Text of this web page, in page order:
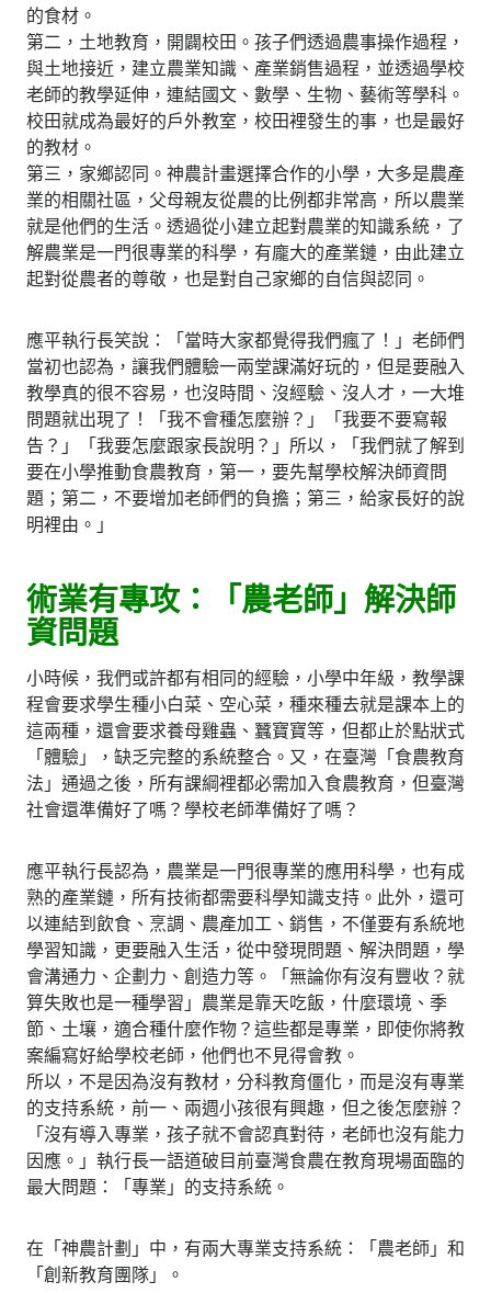
的食材。
第二，土地教育，開闢校田。孩子們透過農事操作過程，
與土地接近，建立農業知識、產業銷售過程，並透過學校
老師的教學延伸，連結國文、數學、生物、藝術等學科。
校田就成為最好的戶外教室，校田裡發生的事，也是最好
的教材。
第三，家鄉認同。神農計畫選擇合作的小學，大多是農產
業的相關社區，父母親友從農的比例都非常高，所以農業
就是他們的生活。透過從小建立起對農業的知識系統，了
解農業是一門很專業的科學，有龐大的產業鏈，由此建立
起對從農者的尊敬，也是對自己家鄉的自信與認同。
應平執行長笑說：「當時大家都覺得我們瘋了！」老師們
當初也認為，讓我們體驗一兩堂課滿好玩的，但是要融入
教學真的很不容易，也沒時間、沒經驗、沒人才，一大堆
問題就出現了！「我不會種怎麼辦？」「我要不要寫報
告？」「我要怎麼跟家長說明？」所以，「我們就了解到
要在小學推動食農教育，第一，要先幫學校解決師資問
題；第二，不要增加老師們的負擔；第三，給家長好的說
明裡由。」
術業有專攻：「農老師」解決師
資問題
小時候，我們或許都有相同的經驗，小學中年級，教學課
程會要求學生種小白菜、空心菜，種來種去就是課本上的
這兩種，還會要求養母雞蟲、蠶寶寶等，但都止於點狀式
「體驗」，缺乏完整的系統整合。又，在臺灣「食農教育
法」通過之後，所有課綱裡都必需加入食農教育，但臺灣
社會還準備好了嗎？學校老師準備好了嗎？
應平執行長認為，農業是一門很專業的應用科學，也有成
熟的產業鏈，所有技術都需要科學知識支持。此外，還可
以連結到飲食、烹調、農產加工、銷售，不僅要有系統地
學習知識，更要融入生活，從中發現問題、解決問題，學
會溝通力、企劃力、創造力等。「無論你有沒有豐收？就
算失敗也是一種學習」農業是靠天吃飯，什麼環境、季
節、土壤，適合種什麼作物？這些都是專業，即使你將教
案編寫好給學校老師，他們也不見得會教。
所以，不是因為沒有教材，分科教育僵化，而是沒有專業
的支持系統，前一、兩週小孩很有興趣，但之後怎麼辦？
「沒有導入專業，孩子就不會認真對待，老師也沒有能力
因應。」執行長一語道破目前臺灣食農在教育現場面臨的
最大問題：「專業」的支持系統。
在「神農計劃」中，有兩大專業支持系統：「農老師」和
「創新教育團隊」。